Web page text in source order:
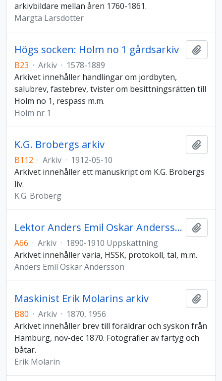
arkivbildare mellan åren 1760-1861.
Margta Larsdotter
Högs socken: Holm no 1 gårdsarkiv
B23 · Arkiv · 1578-1889
Arkivet innehåller handlingar om jordbyten,
salubrev, fastebrev, tvister om besittningsrätten till
Holm no 1, respass m.m.
Holm nr 1
K.G. Brobergs arkiv
B112 · Arkiv · 1912-05-10
Arkivet innehåller ett manuskript om K.G. Brobergs
liv.
K.G. Broberg
Lektor Anders Emil Oskar Anderssons arkiv
A66 · Arkiv · 1890-1910 Uppskattning
Arkivet innehåller varia, HSSK, protokoll, tal, m.m.
Anders Emil Oskar Andersson
Maskinist Erik Molarins arkiv
B80 · Arkiv · 1870, 1956
Arkivet innehåller brev till föräldrar och syskon från
Hamburg, nov-dec 1870. Fotografier av fartyg och
båtar.
Erik Molarin